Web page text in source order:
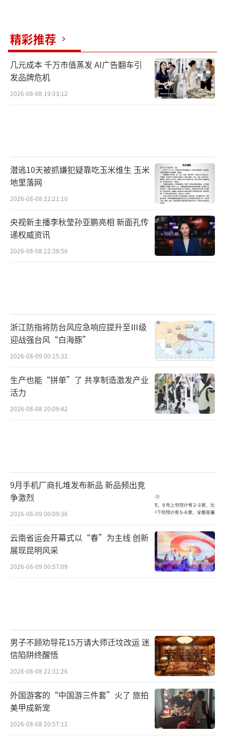
精彩推荐
几元成本 千万市值蒸发 AI广告翻车引
发品牌危机
2026-08-08 19:33:12
潜逃10天被抓嫌犯疑靠吃玉米维生 玉米
地里落网
2026-08-08 22:21:10
央视新主播李秋莹孙亚鹏亮相 新面孔传
递权威资讯
2026-08-08 22:38:56
浙江防指将防台风应急响应提升至Ⅲ级
迎战强台风“白海豚”
2026-08-09 00:15:32
生产也能“拼单”了 共享制造激发产业
活力
2026-08-08 20:09:42
9月手机厂商扎堆发布新品 新品频出竞
争激烈
2026-08-09 00:09:36
云南省运会开幕式以“春”为主线 创新
展现昆明风采
2026-08-09 00:57:09
男子不顾劝导花15万请大师迁坟改运 迷
信陷阱终醒悟
2026-08-08 22:31:26
外国游客的“中国游三件套”火了 旅拍
美甲成新宠
2026-08-08 20:57:12